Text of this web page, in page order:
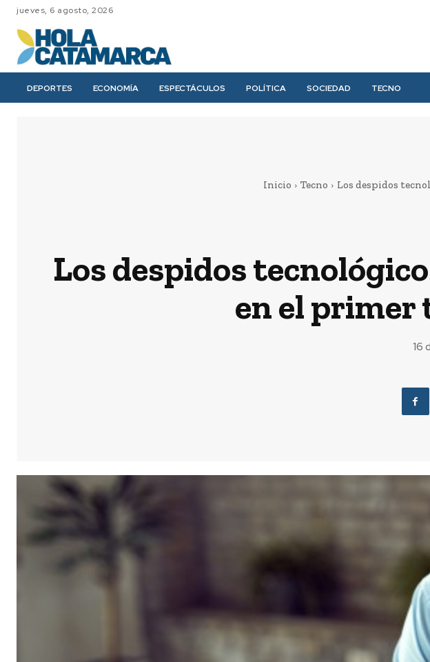
jueves, 6 agosto, 2026
DEPORTES ECONOMÍA ESPECTÁCULOS POLÍTICA SOCIEDAD TECNO
Inicio Tecno Los despidos
Los despidos
en el primer
16